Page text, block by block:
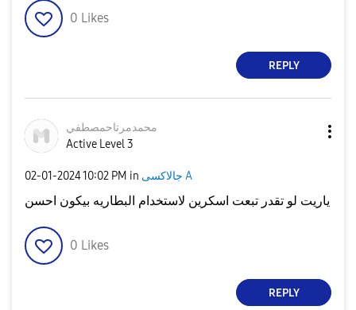
0 Likes
REPLY
محمدمرتاحمصطفي
Active Level 3
‎02-01-202410:02 PM in جالاكسى A
ياريت لو تقدر تبعت اسكرين لاستخدام البطاريه بيكون احسن
0 Likes
REPLY